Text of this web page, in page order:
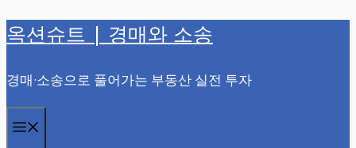
컨
츠
로
옥션슈트 | 경매와 소송
경매·소송으로 풀어가는 부동산 실전 투자